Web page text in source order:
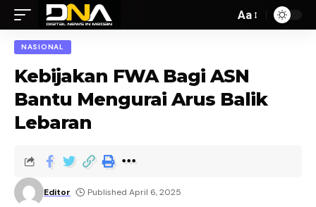
Aa
NASIONAL
Kebijakan FWA Bagi ASN
Bantu Mengurai Arus Balik
Lebaran
Editor Published April 6, 2025